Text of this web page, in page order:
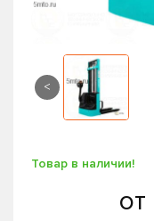
<
Товар в наличии!
от